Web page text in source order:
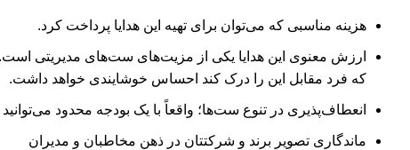
هزینه مناسبی که می‌توان برای تهیه این هدایا پرداخت کرد.
ارزش معنوی این هدایا یکی از مزیت‌های ست‌های مدیریتی
که فرد مقابل این را درک کند احساس خوشایندی خواهد داشت.
انعطاف‌پذیری در تنوع ست‌ها؛ واقعاً با یک بودجه محدود
ماندگاری تصویر برند و شرکتتان در ذهن مخاطبان و مدیران